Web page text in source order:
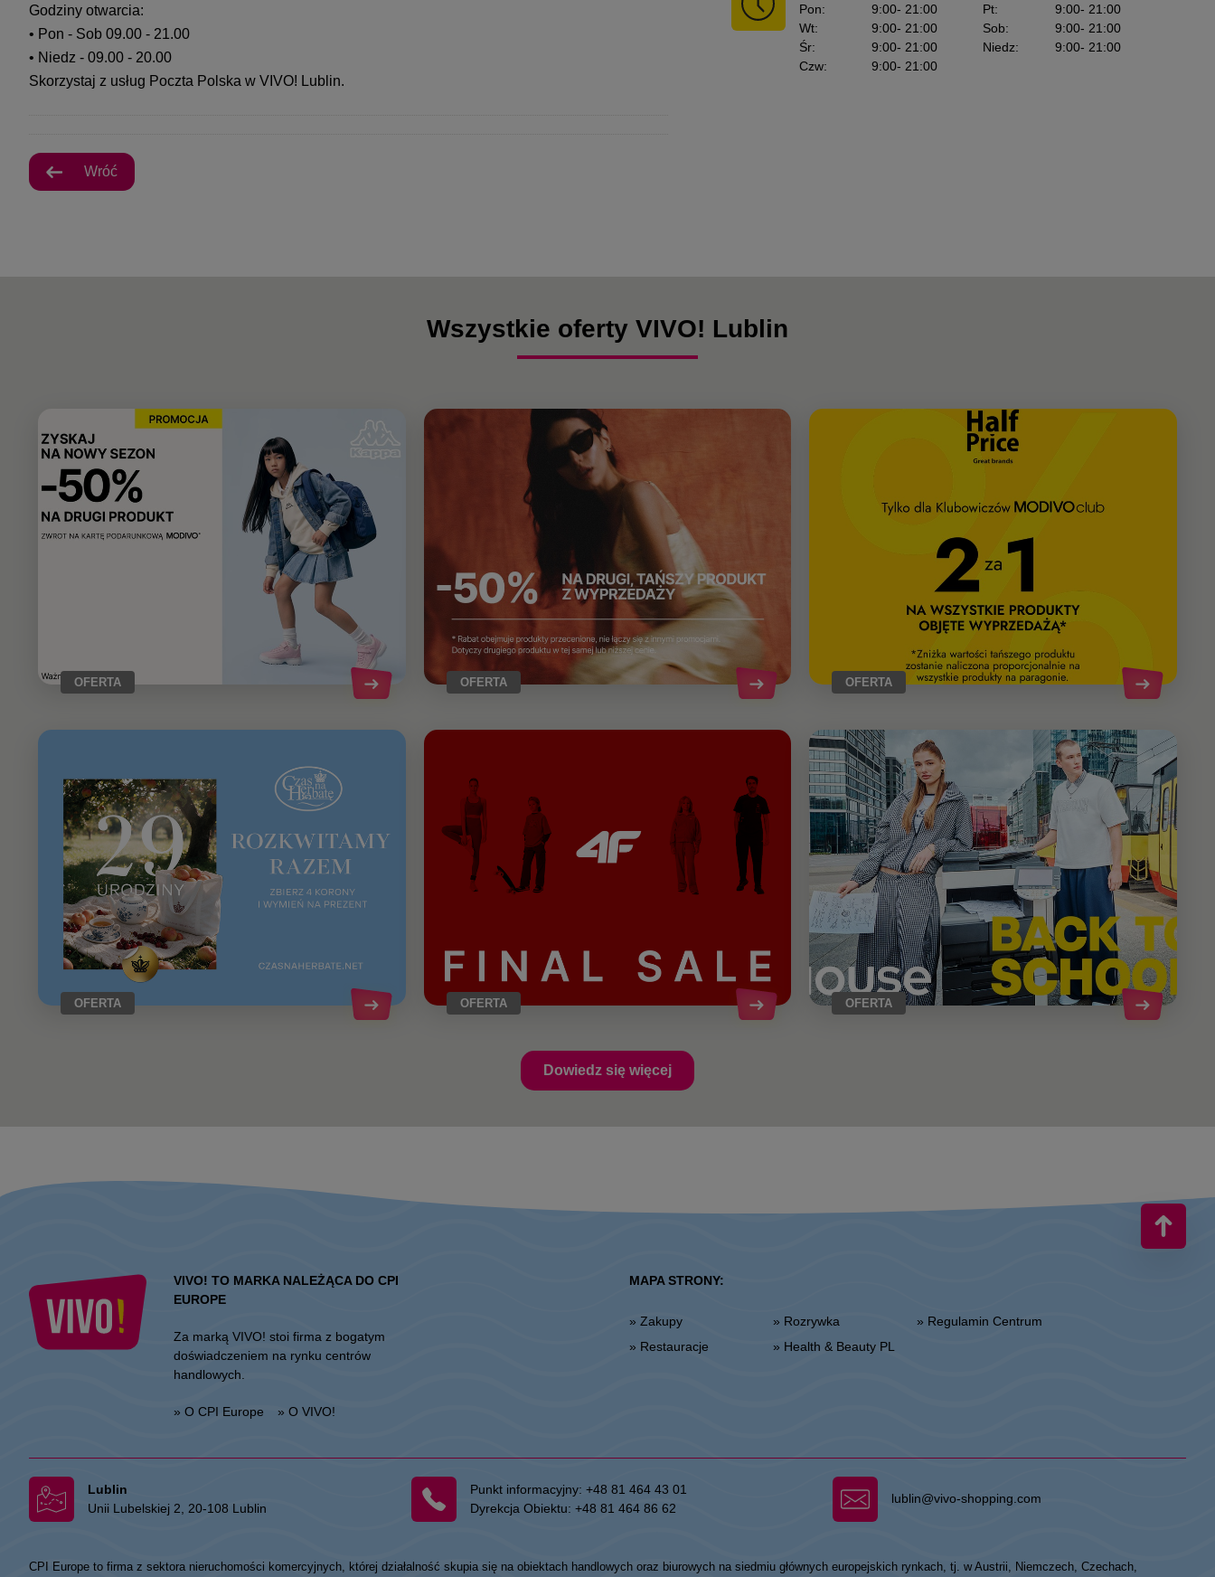
Godziny otwarcia:
• Pon - Sob 09.00 - 21.00
• Niedz - 09.00 - 20.00
Skorzystaj z usług Poczta Polska w VIVO! Lublin.
Wróć
Pon: 9:00- 21:00
Wt: 9:00- 21:00
Śr: 9:00- 21:00
Czw: 9:00- 21:00
Pt: 9:00- 21:00
Sob: 9:00- 21:00
Niedz: 9:00- 21:00
Wszystkie oferty VIVO! Lublin
OFERTA OFERTA OFERTA
OFERTA OFERTA OFERTA
Dowiedz się więcej
VIVO! TO MARKA NALEŻĄCA DO CPI
EUROPE
Za marką VIVO! stoi firma z bogatym
doświadczeniem na rynku centrów
handlowych.
» O CPI Europe » O VIVO!
MAPA STRONY:
» Zakupy
» Restauracje
» Rozrywka
» Health & Beauty PL
» Regulamin Centrum
Lublin
Unii Lubelskiej 2, 20-108 Lublin
Punkt informacyjny:+48 81 464 43 01
Dyrekcja Obiektu:+48 81 464 86 62
lublin@vivo-shopping.com
CPI Europe to firma z sektora nieruchomości komercyjnych, której działalność skupia się na obiektach handlowych oraz biurowych na siedmiu głównych europejskich rynkach, tj. w Austrii, Niemczech, Czechach,